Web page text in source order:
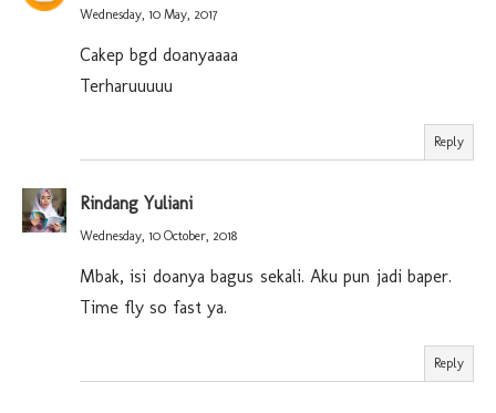
Wednesday, 10 May, 2017
Cakep bgd doanyaaaa
Terharuuuuu
Reply
Rindang Yuliani
Wednesday, 10 October, 2018
Mbak, isi doanya bagus sekali. Aku pun jadi baper.
Time fly so fast ya.
Reply